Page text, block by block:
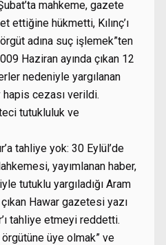
mahkeme, gazete
ettiğine hükmetti, Kılınç’ı
adına suç işlemek”ten
Haziran ayında çıkan 12
nedeniyle yargılanan
hapis cezası verildi.
tutukluluk ve
tahliye yok: 30 Eylül’de
yayımlanan haber,
tutuklu yargıladığı Aram
Hawar gazetesi yazı
tahliye etmeyi reddetti.
örgütüne üye olmak” ve